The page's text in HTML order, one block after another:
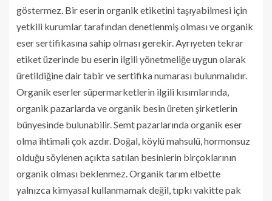
göstermez. Bir eserin organik etiketini taşıyabilmesi için
yetkili kurumlar tarafından denetlenmiş olması ve organik
eser sertifikasına sahip olması gerekir. Ayrıyeten tekrar
etiket üzerinde bu eserin ilgili yönetmeliğe uygun olarak
üretildiğine dair tabir ve sertifika numarası bulunmalıdır.
Organik eserler süpermarketlerin ilgili kısımlarında,
organik pazarlarda ve organik besin üreten şirketlerin
bünyesinde bulunabilir. Semt pazarlarında organik eser
olma ihtimali çok azdır. Doğal, köylü mahsulü, hormonsuz
olduğu söylenen açıkta satılan besinlerin birçoklarının
organik olması beklenmez. Organik tarım elbette
yalnızca kimyasal kullanmamak değil, tıpkı vakitte pak